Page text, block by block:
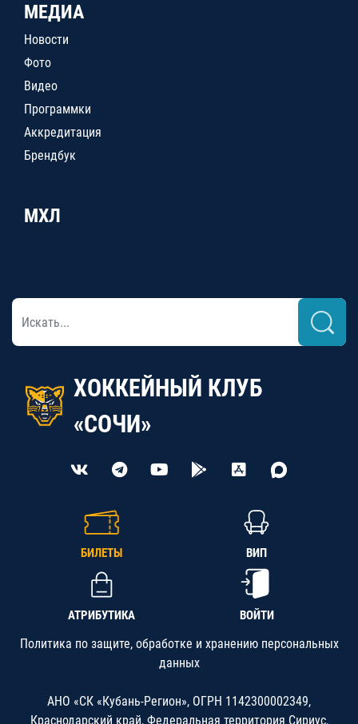
МЕДИА
Новости
Фото
Видео
Программки
Аккредитация
Брендбук
МХЛ
ХОККЕЙНЫЙ КЛУБ
«СОЧИ»
БИЛЕТЫ ВИП
АТРИБУТИКА ВОЙТИ
Политика по защите, обработке и хранению персональных
данных
АНО «СК «Кубань-Регион», ОГРН 1142300002349,
Краснодарский край, Федеральная территория Сириус,